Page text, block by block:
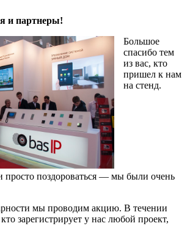
и партнеры!
Большое
спасибо тем
из вас, кто
пришел к нам
на стенд.
просто поздороваться — мы были очень
мы проводим акцию. В течении
зарегистрирует у нас любой проект,